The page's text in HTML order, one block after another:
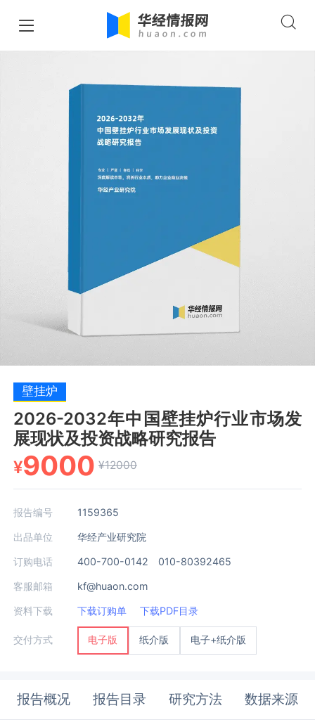
壁挂炉
2026-2032年中国壁挂炉行业市场发
展现状及投资战略研究报告
¥9000 ¥12000
报告编号 1159365
出品单位 华经产业研究院
订购电话 400-700-0142 010-80392465
客服邮箱 kf@huaon.com
资料下载 下载订购单 下载PDF目录
交付方式 电子版 纸介版 电子+纸介版
报告概况 报告目录 研究方法 数据来源